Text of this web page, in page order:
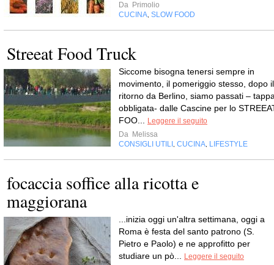
Da Primolio
CUCINA SLOW FOOD
Streeat Food Truck
Siccome bisogna tenersi sempre in
movimento, il pomeriggio stesso, dopo il
ritorno da Berlino, siamo passati –
obbligata- dalle Cascine per lo
FOO...
Leggere il seguito
Da Melissa
CONSIGLI UTILI
CUCINA LIFESTYLE
focaccia soffice alla ricotta e
maggiorana
...inizia oggi un'altra settimana, oggi a
Roma è festa del santo patrono (S.
Pietro e Paolo) e ne approfitto per
studiare un pò...
Leggere il seguito